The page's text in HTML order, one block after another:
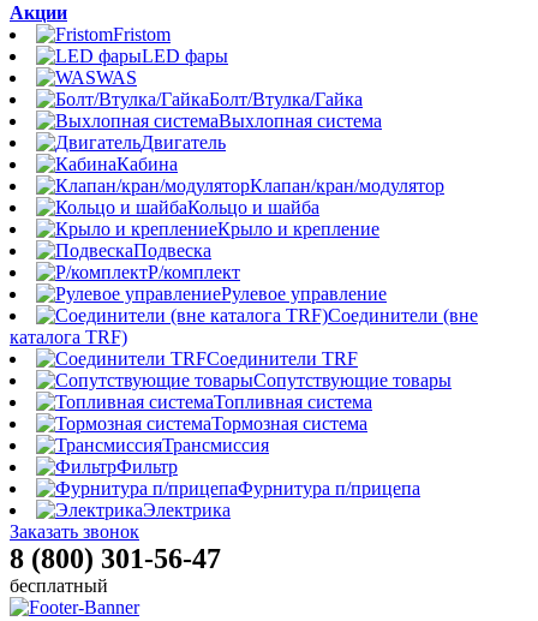
Акции
Fristom
LED фары
WAS
Болт/Втулка/Гайка
Выхлопная система
Двигатель
Кабина
Клапан/кран/модулятор
Кольцо и шайба
Крыло и крепление
Подвеска
Р/комплект
Рулевое управление
Соединители (вне
каталога TRF)
Соединители TRF
Сопутствующие товары
Топливная система
Тормозная система
Трансмиссия
Фильтр
Фурнитура п/прицепа
Электрика
Заказать звонок
8 (800) 301-56-47
бесплатный